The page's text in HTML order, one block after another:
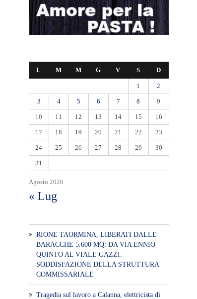
Agosto 2026
L M M G V S D
1 2
3 4 5 6 7 8 9
10 11 12 13 14 15 16
17 18 19 20 21 22 23
24 25 26 27 28 29 30
31
« Lug
RIONE TAORMINA, LIBERATI DALLE
BARACCHE 5.600 MQ: DA VIA ENNIO
QUINTO AL VIALE GAZZI.
SODDISFAZIONE DELLA STRUTTURA
COMMISSARIALE
Tragedia sul lavoro a Calanna, elettricista di